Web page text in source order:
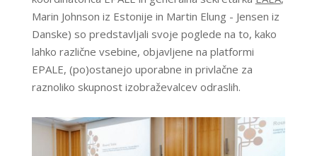
Marin Johnson iz Estonije in Martin Elung - Jensen iz
Danske) so predstavljali svoje poglede na to, kako
lahko različne vsebine, objavljene na platformi
EPALE, (po)ostanejo uporabne in privlačne za
raznoliko skupnost izobraževalcev odraslih.